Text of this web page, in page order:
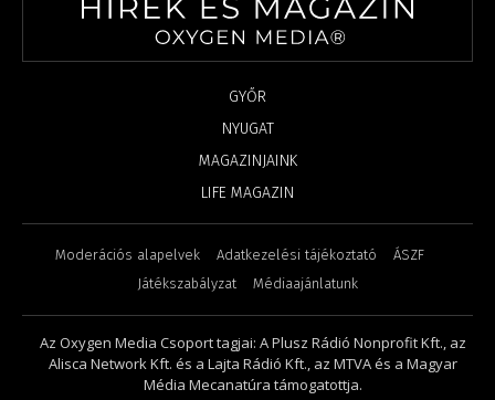
GYŐR
NYUGAT
MAGAZINJAINK
LIFE MAGAZIN
Moderációs alapelvek Adatkezelési tájékoztató
ÁSZF
Játékszabályzat
Médiaajánlatunk
Az Oxygen Media Csoport tagjai: A Plusz Rádió Nonprofit Kft., az
Alisca Network Kft. és a Lajta Rádió Kft., az MTVA és a Magyar
Média Mecanatúra támogatottja.